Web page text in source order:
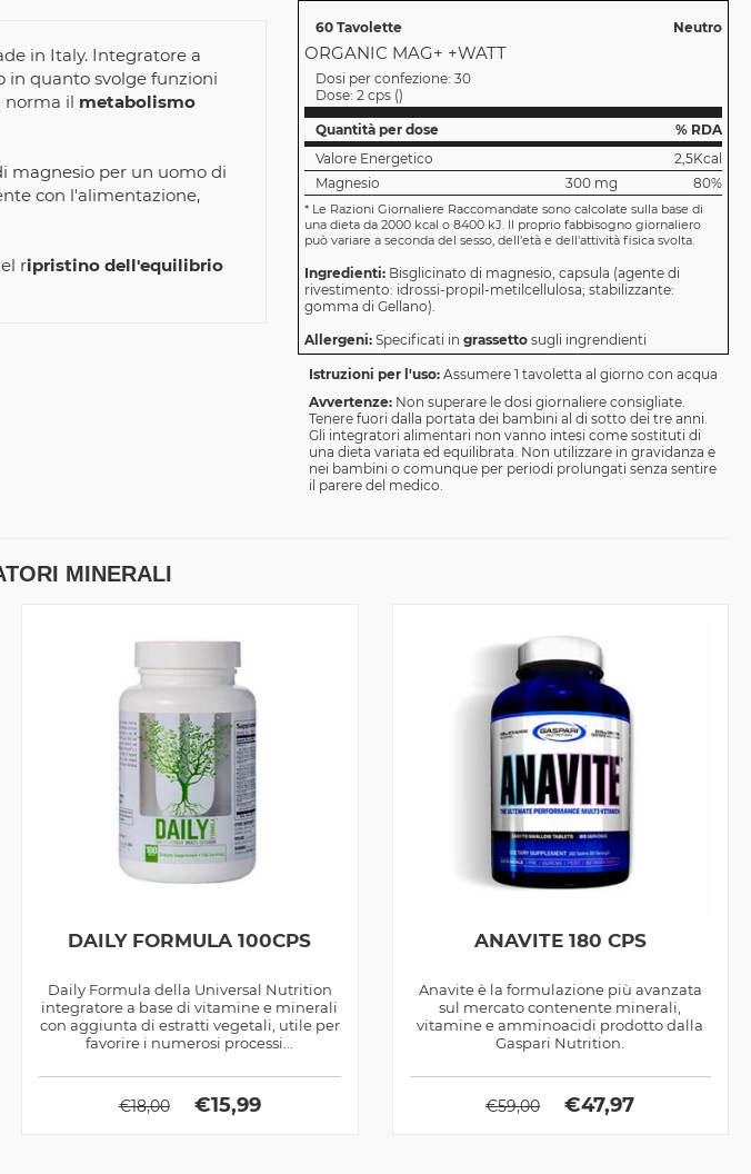
in Italy. Integratore a
quanto svolge funzioni
norma il metabolismo
magnesio per un uomo di
con l'alimentazione,
ripristino dell'equilibrio
60 Tavolette Neutro
ORGANIC MAG+ +WATT
Dosi per confezione: 30
Dose: 2 cps()
Quantità per dose
% RDA
Valore Energetico
2,5Kcal
Magnesio
300 mg 80%
*Le Razioni Giornaliere Raccomandate sono calcolate sulla base di
una dieta da 2000 kcal o 8400 kJ. Il proprio fabbisogno giornaliero
può variare a seconda del sesso, dell'età e dell'attività fisica svolta.
Ingredienti: Bisglicinato di magnesio, capsula (agente di
rivestimento: idrossi-propil-metilcellulosa; stabilizzante:
gomma di Gellano).
Allergeni: Specificati in grassettosugli ingrendienti
Istruzioni per l'uso: Assumere 1 tavoletta al giorno con acqua
Avvertenze: Non superare le dosi giornaliere consigliate.
Tenere fuori dalla portata dei bambini al di sotto dei tre anni.
Gli integratori alimentari non vanno intesi come sostituti di
una dieta variata ed equilibrata. Non utilizzare in gravidanza e
nei bambini o comunque per periodi prolungati senza sentire
il parere del medico.
MINERALI
DAILY FORMULA 100CPS
Daily Formula della Universal Nutrition
integratore a base di vitamine e minerali
con aggiunta di estratti vegetali, utile per
favorire i numerosi processi...
€18,00 €15,99
ANAVITE 180 CPS
Anavite è la formulazione più avanzata
sul mercato contenente minerali,
vitamine e amminoacidi prodotto dalla
Gaspari Nutrition.
€59,00 €47,97